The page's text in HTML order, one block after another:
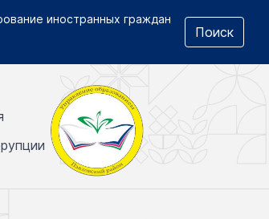
иностранных граждан
Поиск